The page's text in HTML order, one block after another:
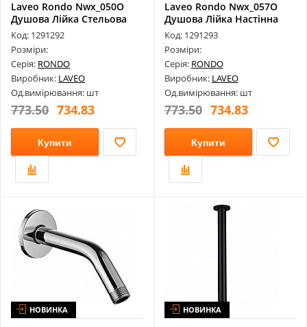
Laveo Rondo Nwx_050O
Душова Лійка Стельова
284 Мм
Код: 1291292
Розміри:
Серія: RONDO
Виробник: LAVEO
Од.вимірювання: шт
773.50 734.83
Купити
Laveo Rondo Nwx_057O
Душова Лійка Настінна
337 Мм
Код: 1291293
Розміри:
Серія: RONDO
Виробник: LAVEO
Од.вимірювання: шт
773.50 734.83
Купити
НОВИНКА НОВИНКА